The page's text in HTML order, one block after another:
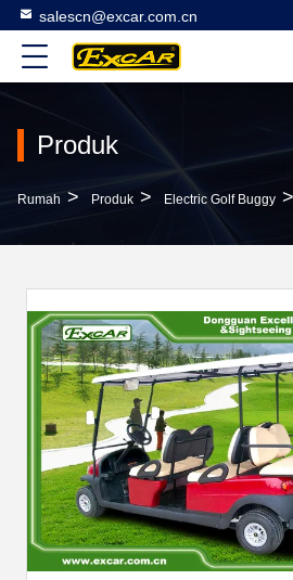
salescn@excar.com.cn
Produk
Rumah > Produk > Electric Golf Buggy >